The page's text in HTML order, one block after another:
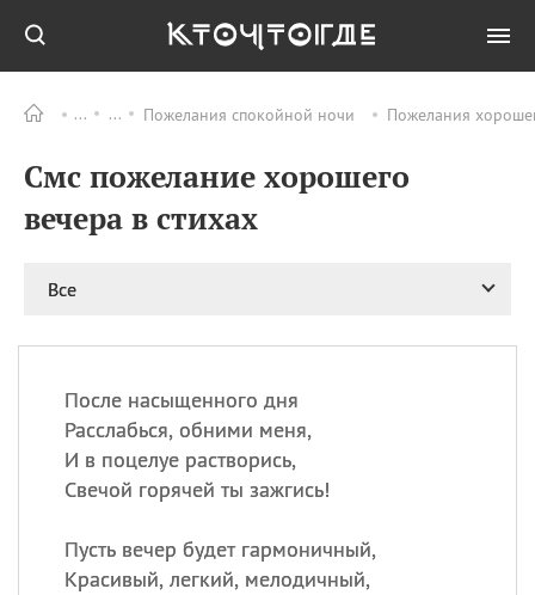
Пожелания спокойной ночи Пожелания
Смс пожелание хорошего
вечера в стихах
Все
После насыщенного дня
Расслабься, обними меня,
И в поцелуе растворись,
Свечой горячей ты зажгись!
Пусть вечер будет гармоничный,
Красивый, легкий, мелодичный,
ПРАЗДНИКИ Все
06.08 Преображение
Господне у западных
Романа и Давида
Национальный день